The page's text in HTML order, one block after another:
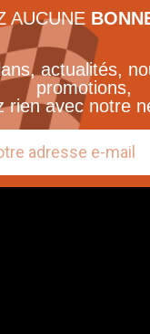
AUCUNE
actualités,
promotions,
rien avec notre